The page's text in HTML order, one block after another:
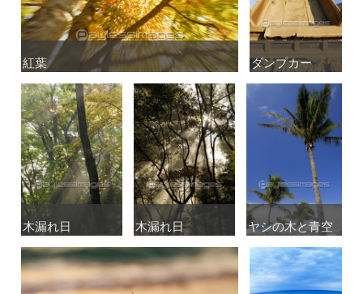
紅葉
紅葉 ダンプカー
ダンプカー
木漏れ日
木漏れ日 木漏れ日
木漏れ日 ヤシの木と青空
ヤシの木と青空